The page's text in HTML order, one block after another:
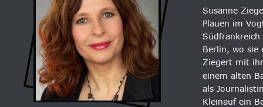
Susanne
Plauen im
Berlin, wo sie
Ziegert mit
einem alten
als
Kleinauf ein